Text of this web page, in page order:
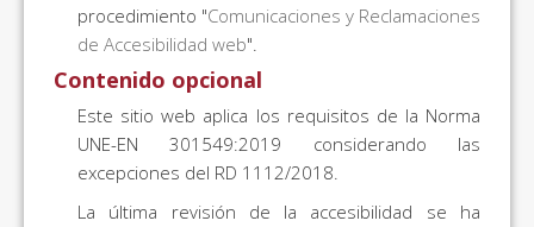
procedimiento "Comunicaciones y Reclamaciones
de Accesibilidad web".
Contenido opcional
Este sitio web aplica los requisitos de la Norma
UNE-EN 301549:2019 considerando las
excepciones del RD 1112/2018.
La última revisión de la accesibilidad se ha